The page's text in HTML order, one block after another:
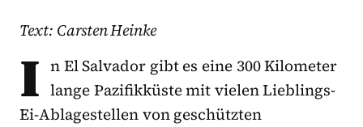
Text: Carsten Heinke
I n El Salvador gibt es eine 300 Kilometer
lange Pazifikküste mit vielen Lieblings-
Ei-Ablagestellen von geschützten